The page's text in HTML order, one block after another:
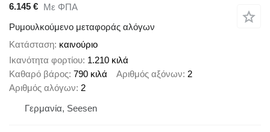
6.145 € Με ΦΠΑ
Ρυμουλκούμενο μεταφοράς αλόγων
Κατάσταση καινούριο
Ικανότητα φορτίου 1.210 κιλά
Καθαρό βάρος 790 κιλά Αριθμός αξόνων 2
Αριθμός αλόγων 2
Γερμανία, Seesen